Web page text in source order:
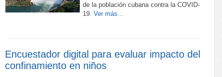
de la población cubana contra la COVID-
19. Ver más…
Encuestador digital para evaluar impacto del
confinamiento en niños